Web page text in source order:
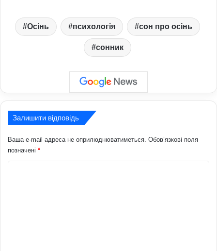
Осінь психологія сон про осінь
сонник
Залишити відповідь
Ваша e-mail адреса не оприлюднюватиметься. Обов’язкові поля
позначені *